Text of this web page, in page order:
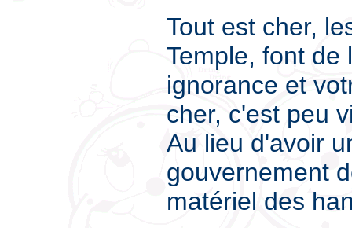
Tout est cher,
Temple, font de
ignorance et
cher, c'est peu
Au lieu d'avoir
gouvernement
matériel des